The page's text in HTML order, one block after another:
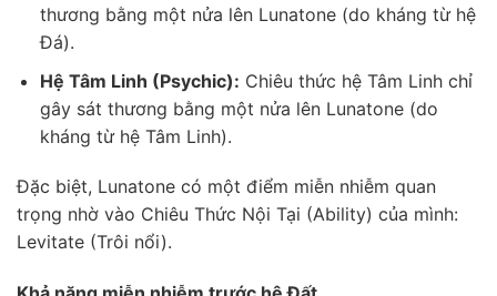
thương bằng một nửa lên Lunatone (do kháng từ hệ
Đá).
Hệ Tâm Linh (Psychic): Chiêu thức hệ Tâm Linh chỉ
gây sát thương bằng một nửa lên Lunatone (do
kháng từ hệ Tâm Linh).
Đặc biệt, Lunatone có một điểm miễn nhiễm quan
trọng nhờ vào Chiêu Thức Nội Tại (Ability) của mình:
Levitate (Trôi nổi).